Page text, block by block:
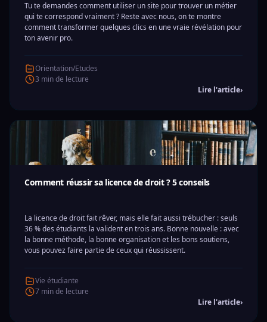
Tu te demandes comment utiliser un site pour trouver un métier
qui te correspond vraiment ? Reste avec nous, on te montre
comment transformer quelques clics en une vraie révélation pour
ton avenir pro.
Orientation/Etudes
3 min de lecture
Lire l'article›
Comment réussir sa licence de droit ? 5 conseils
La licence de droit fait rêver, mais elle fait aussi trébucher : seuls
36 % des étudiants la valident en trois ans. Bonne nouvelle : avec
la bonne méthode, la bonne organisation et les bons soutiens,
vous pouvez faire partie de ceux qui réussissent.
Vie étudiante
7 min de lecture
Lire l'article›